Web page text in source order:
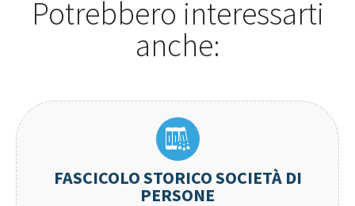
Potrebbero interessarti
anche:
FASCICOLO STORICO SOCIETÀ DI
PERSONE